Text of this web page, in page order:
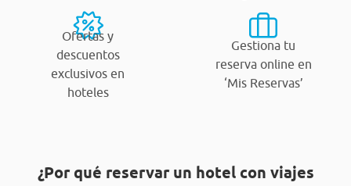
Ofertas y
descuentos
exclusivos en
hoteles
Gestiona tu
reserva online en
‘Mis Reservas’
¿Por qué reservar un hotel con viajes